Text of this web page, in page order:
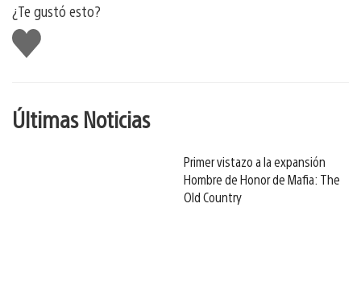
¿Te gustó esto?
Me
gusta
Últimas Noticias
Primer vistazo a la expansión
Hombre de Honor de Mafia: The
Old Country